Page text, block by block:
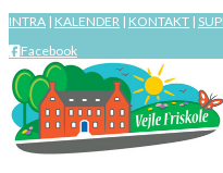
INTRA | KALENDER | KONTAKT |
Facebook